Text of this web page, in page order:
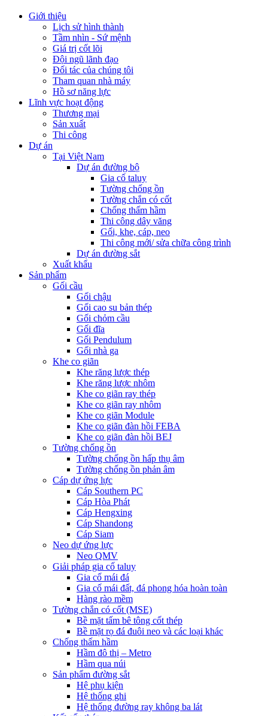
Giới thiệu
Lịch sử hình thành
Tầm nhìn - Sứ mệnh
Giá trị cốt lõi
Đội ngũ lãnh đạo
Đối tác của chúng tôi
Tham quan nhà máy
Hồ sơ năng lực
Lĩnh vực hoạt động
Thương mại
Sản xuất
Thi công
Dự án
Tại Việt Nam
Dự án đường bộ
Gia cố taluy
Tường chống ồn
Tường chắn có cốt
Chống thấm hầm
Thi công dây văng
Gối, khe, cáp, neo
Thi công mới/ sửa chữa công trình
Dự án đường sắt
Xuất khẩu
Sản phẩm
Gối cầu
Gối chậu
Gối cao su bản thép
Gối chỏm cầu
Gối đĩa
Gối Pendulum
Gối nhà ga
Khe co giãn
Khe răng lược thép
Khe răng lược nhôm
Khe co giãn ray thép
Khe co giãn ray nhôm
Khe co giãn Module
Khe co giãn đàn hồi FEBA
Khe co giãn đàn hồi BEJ
Tường chống ồn
Tường chống ồn hấp thụ âm
Tường chống ồn phản âm
Cáp dự ứng lực
Cáp Southern PC
Cáp Hòa Phát
Cáp Hengxing
Cáp Shandong
Cáp Siam
Neo dự ứng lực
Neo QMV
Giải pháp gia cố taluy
Gia cố mái đá
Gia cố mái đất, đá phong hóa hoàn toàn
Hàng rào mềm
Tường chắn có cốt (MSE)
Bề mặt tấm bê tông cốt thép
Bề mặt rọ đá đuôi neo và các loại khác
Chống thấm hầm
Hầm đô thị – Metro
Hầm qua núi
Sản phẩm đường sắt
Hệ phụ kiện
Hệ thống ghi
Hệ thống đường ray không ba lát